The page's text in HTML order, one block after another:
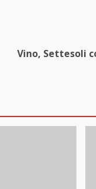
Vino, Settesoli